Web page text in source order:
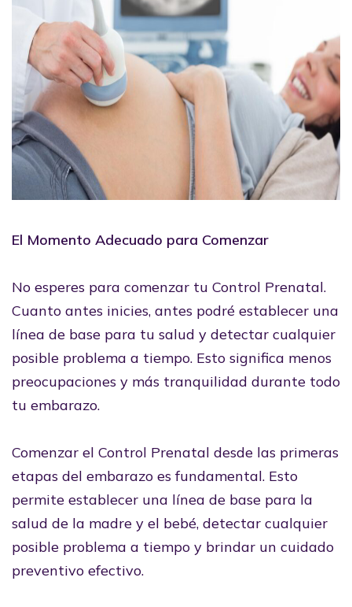
El Momento Adecuado para Comenzar
No esperes para comenzar tu Control Prenatal.
Cuanto antes inicies, antes podré establecer una
línea de base para tu salud y detectar cualquier
posible problema a tiempo. Esto significa menos
preocupaciones y más tranquilidad durante todo
tu embarazo.
Comenzar el Control Prenatal desde las primeras
etapas del embarazo es fundamental. Esto
permite establecer una línea de base para la
salud de la madre y el bebé, detectar cualquier
posible problema a tiempo y brindar un cuidado
preventivo efectivo.